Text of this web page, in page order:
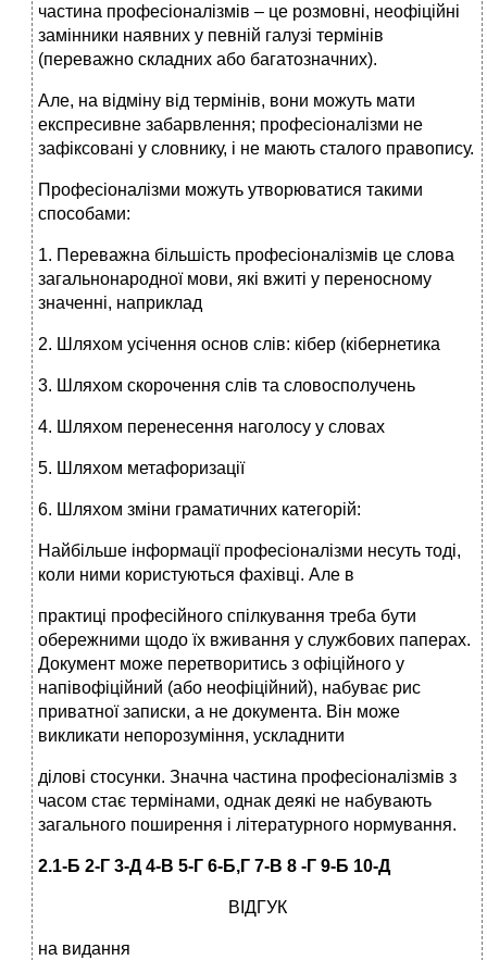
частина професіоналізмів – це розмовні, неофіційні
замінники наявних у певній галузі термінів
(переважно складних або багатозначних).
Але, на відміну від термінів, вони можуть мати
експресивне забарвлення; професіоналізми не
зафіксовані у словнику, і не мають сталого правопису.
Професіоналізми можуть утворюватися такими
способами:
1. Переважна більшість професіоналізмів це слова
загальнонародної мови, які вжиті у переносному
значенні, наприклад
2. Шляхом усічення основ слів: кібер (кібернетика
3. Шляхом скорочення слів та словосполучень
4. Шляхом перенесення наголосу у словах
5. Шляхом метафоризації
6. Шляхом зміни граматичних категорій:
Найбільше інформації професіоналізми несуть тоді,
коли ними користуються фахівці. Але в
практиці професійного спілкування треба бути
обережними щодо їх вживання у службових паперах.
Документ може перетворитись з офіційного у
напівофіційний (або неофіційний), набуває рис
приватної записки, а не документа. Він може
викликати непорозуміння, ускладнити
ділові стосунки. Значна частина професіоналізмів з
часом стає термінами, однак деякі не набувають
загального поширення і літературного нормування.
2.1-Б 2-Г 3-Д 4-В 5-Г 6-Б,Г 7-В 8 -Г 9-Б 10-Д
ВІДГУК
на видання